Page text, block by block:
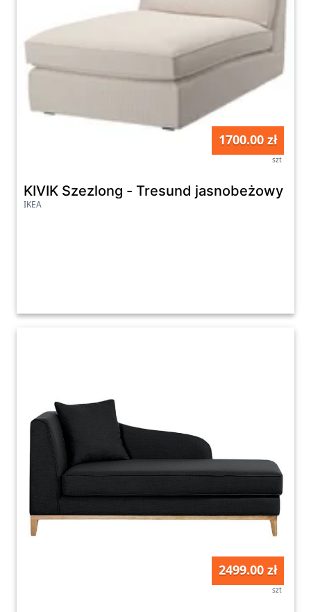
1700.00 zł
szt
KIVIK Szezlong - Tresund jasnobeżowy
IKEA
2499.00 zł
szt